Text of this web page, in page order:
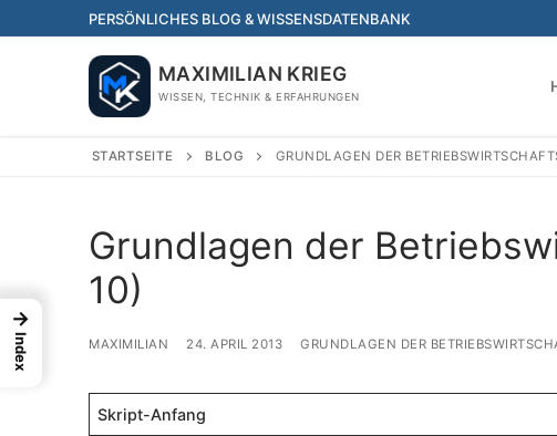
to
PERSÖNLICHES BLOG & WISSENSDATENBANK
MAXIMILIAN KRIEG
WISSEN, TECHNIK & ERFAHRUNGEN
STARTSEITE BLOG GRUNDLAGEN DER
Grundlagen der
10)
MAXIMILIAN 24. APRIL 2013 GRUNDLAGEN DER
Skript-Anfang
→
Index